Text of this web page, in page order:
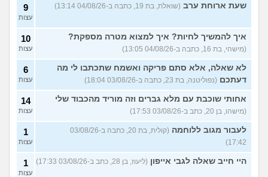
שעת ארוחת ערב (שואלת, בת 19, כתבה ב-04/08/26 13:14) 9
עצות
איך להמשיך לחיות? איך למצוא מטרה מספקת?
(מישהי, בת 16, כתבה ב-04/08/26 13:05)
10
עצות
לא שאלה, אלא סתם פריקה ואשמח שתכתבו לי מה
דעתכם (נפוליטנה, בת 23, כתבה ב-03/08/26 18:04)
6
עצות
אחותי שוכבת עם מלא גברים וזה מוריד מהכבוד שלי
(מישהו, בן 20, כתב ב-03/08/26 17:53)
14
עצות
לעבור מגוב ללוחמה
(קולית, בת 20, כתבה ב-03/08/26
17:42)
1
עצות
היי חייב שאלה לגבי אייפון (ליעוז, בן 28, כתב ב-03/08/26 17:33) 1
עצות